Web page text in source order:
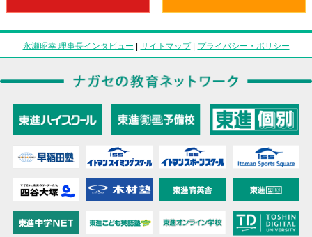
永瀬昭幸 理事長インタビュー | サイトマップ| プライバシー・ポリシー